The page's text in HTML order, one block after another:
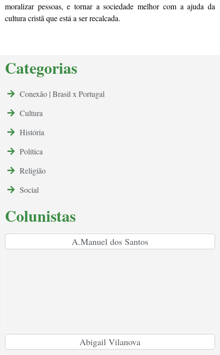
moralizar pessoas, e tornar a sociedade melhor com a ajuda da
cultura cristã que está a ser recalcada.
Categorias
Conexão | Brasil x Portugal
Cultura
História
Política
Religião
Social
Colunistas
A.Manuel dos Santos
Abigail Vilanova